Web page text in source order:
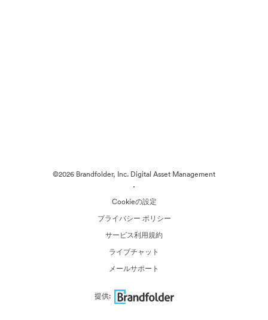
©2026 Brandfolder, Inc. Digital Asset Management
·
Cookieの設定
プライバシー ポリシー
サービス利用規約
ライブチャット
メールサポート
提供: